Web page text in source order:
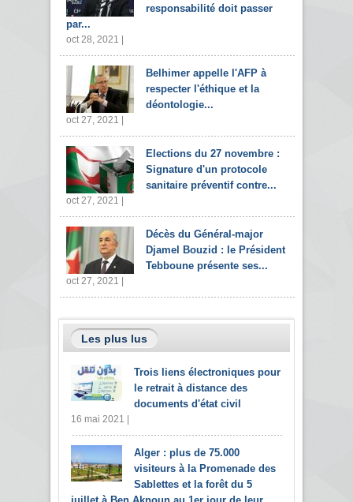
responsabilité doit passer
par...
oct 28, 2021 |
Belhimer appelle l'AFP à
respecter l'éthique et la
déontologie...
oct 27, 2021 |
Elections du 27 novembre :
Signature d'un protocole
sanitaire préventif contre...
oct 27, 2021 |
Décès du Général-major
Djamel Bouzid : le Président
Tebboune présente ses...
oct 27, 2021 |
Les plus lus
Trois liens électroniques pour
le retrait à distance des
documents d'état civil
16 mai 2021 |
Alger : plus de 75.000
visiteurs à la Promenade des
Sablettes et la forêt du 5